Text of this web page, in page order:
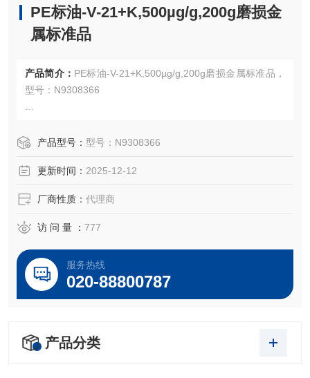
PE标油-V-21+K,500µg/g,200g磨损金
属标准品
产品简介： PE标油-V-21+K,500µg/g,200g磨损金属标准品，
型号：N9308366
珀金埃尔默金属有机标准品为您的应用需求提供全面的解决
我们的产品包括：
准品
•用于废油中分析燃料、烟灰、水、酸值、碱值或粘度的参考
•由聚硫油制成的硫标准品
•高纯度基质烃油和溶液
•具有即时反馈的能力验证标准
产品型号： 型号：N9308366
更新时间： 2025-12-12
厂商性质： 代理商
访 问 量 ： 777
服务热线
020-88800787
产品分类